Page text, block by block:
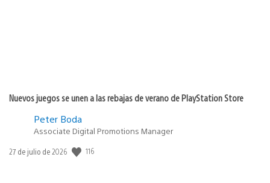
Nuevos juegos se unen a las rebajas de verano de PlayStation Store
Peter Boda
Associate Digital Promotions Manager
Fecha
27 de julio de 2026 116